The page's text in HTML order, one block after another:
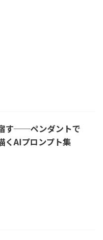
す──ペンダントで
くAIプロンプト集